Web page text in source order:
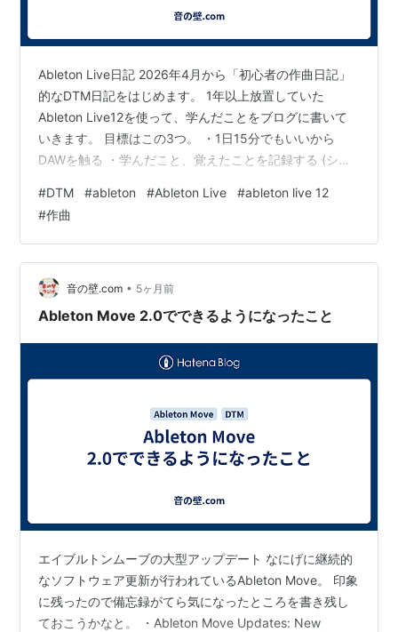
Ableton Live日記 2026年4月から「初心者の作曲日記」
的なDTM日記をはじめます。 1年以上放置していた
Ableton Live12を使って、学んだことをブログに書いて
いきます。 目標はこの3つ。 ・1日15分でもいいから
DAWを触る ・学んだこと、覚えたことを記録する (ショ
る エイブルトンライブを使ってみて困ったことなどはど
んどんChatGPTや詳しい人に聞いてみようかなと。 どん
なにダサい曲が出来ても、何かしら音源を月に1回は発表
していきたい。 (1分とかでもいいからとりあえず数をこ
なす) 新年度ということで、あれこれや…
#DTM #ableton #Ableton Live #ableton live 12
#作曲
音の壁.com • 5ヶ月前
Ableton Move 2.0でできるようになったこと
エイブルトンムーブの大型アップデート なにげに継続的
なソフトウェア更新が行われているAbleton Move。 印象
に残ったので備忘録がてら気になったところを書き残し
ておこうかなと。 ・Ableton Move Updates: New